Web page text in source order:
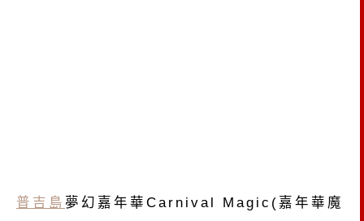
普吉島 夢幻嘉年華Carnival Magic(嘉年華魔